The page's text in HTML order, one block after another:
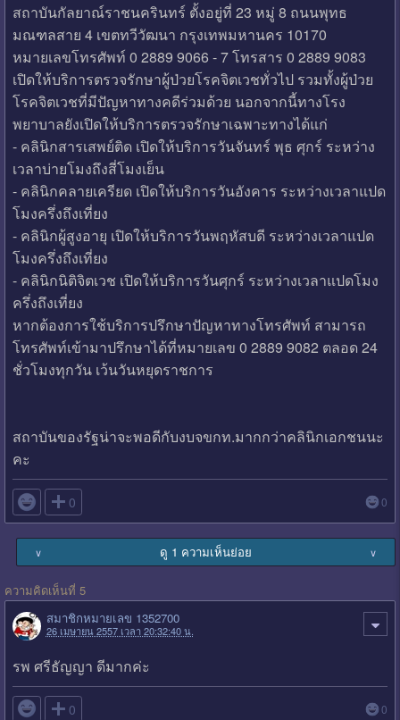
สถาบันกัลยาณ์ราชนครินทร์ ตั้งอยู่ที่ 23 หมู่ 8 ถนนพุทธ
มณฑลสาย 4 เขตทวีวัฒนา กรุงเทพมหานคร 10170
หมายเลขโทรศัพท์ 0 2889 9066 - 7 โทรสาร 0 2889 9083
เปิดให้บริการตรวจรักษาผู้ป่วยโรคจิตเวชทั่วไป รวมทั้งผู้ป่วย
โรคจิตเวชที่มีปัญหาทางคดีร่วมด้วย นอกจากนี้ทางโรง
พยาบาลยังเปิดให้บริการตรวจรักษาเฉพาะทางได้แก่
- คลินิกสารเสพย์ติด เปิดให้บริการวันจันทร์ พุธ ศุกร์ ระหว่าง
เวลาบ่ายโมงถึงสี่โมงเย็น
- คลินิกคลายเครียด เปิดให้บริการวันอังคาร ระหว่างเวลาแปด
โมงครึ่งถึงเที่ยง
- คลินิกผู้สูงอายุ เปิดให้บริการวันพฤหัสบดี ระหว่างเวลาแปด
โมงครึ่งถึงเที่ยง
- คลินิกนิติจิตเวช เปิดให้บริการวันศุกร์ ระหว่างเวลาแปดโมง
ครึ่งถึงเที่ยง
หากต้องการใช้บริการปรึกษาปัญหาทางโทรศัพท์ สามารถ
โทรศัพท์เข้ามาปรึกษาได้ที่หมายเลข 0 2889 9082 ตลอด 24
ชั่วโมงทุกวัน เว้นวันหยุดราชการ
สถาบันของรัฐน่าจะพอดีกับงบจขกท.มากกว่าคลินิกเอกชนนะ
คะ
 0 0
∨ ดู 1 ความเห็นย่อย ∨
ความคิดเห็นที่ 5
สมาชิกหมายเลข 1352700
26 เมษายน 2557 เวลา 20:32:40 น.
รพ ศรีธัญญา ดีมากค่ะ
 0 0